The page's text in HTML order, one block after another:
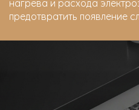
предотвратить появление